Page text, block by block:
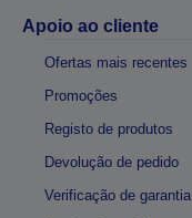
Apoio ao cliente
Ofertas mais recentes
Promoções
Registo de produtos
Devolução de pedido
Verificação de garantia